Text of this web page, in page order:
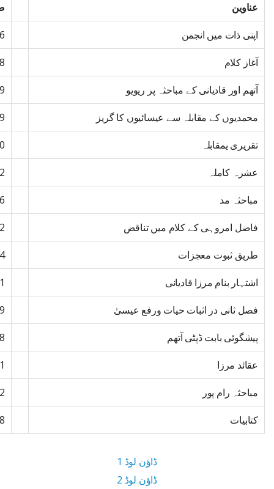
عناوین
اپنی ذات میں انجمن 6
آغاز کلام 8
آتھم اور قادیانی کے مباحثہ پر ریویو 9
محمدیوں کے مقابلہ سے عیسائیوں کا گریز
تقریری یمقابلہ
عشرہ کاملہ
مباحثہ مد
فاضل امروہی کے کلام میں تناقض
طریق ثبوت معجزات
اشتہار بنام مرزا قادیانی
فصل ثانی در اثبات حیات ورفع عیسیٰ
پیشگوئی بابت ڈپٹی آتھم
عقائد مرزا
مباحثہ رام پور
کتابیات
ڈاؤن لوڈ 1
ڈاؤن لوڈ 2